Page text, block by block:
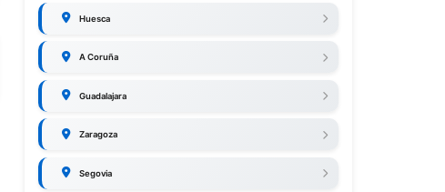
Huesca
A Coruña
Guadalajara
Zaragoza
Segovia